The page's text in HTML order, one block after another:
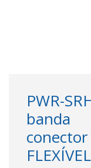
PWR-
FLEXÍVEL